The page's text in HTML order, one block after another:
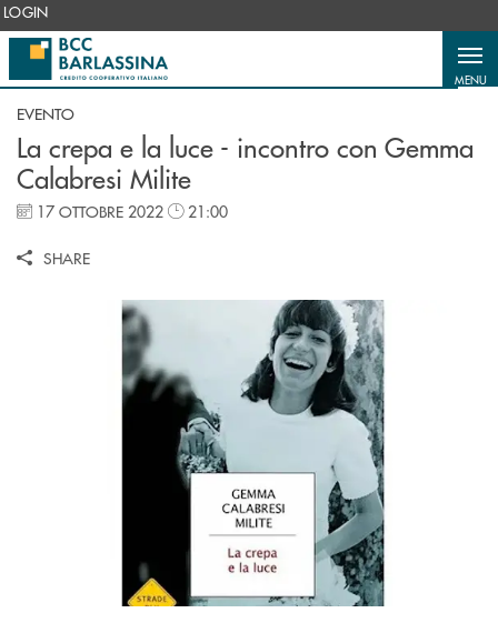
Salta al contenuto principale
LOGIN
MENU
EVENTO
La crepa e la luce - incontro con Gemma
Calabresi Milite
17 OTTOBRE 2022 21:00
SHARE